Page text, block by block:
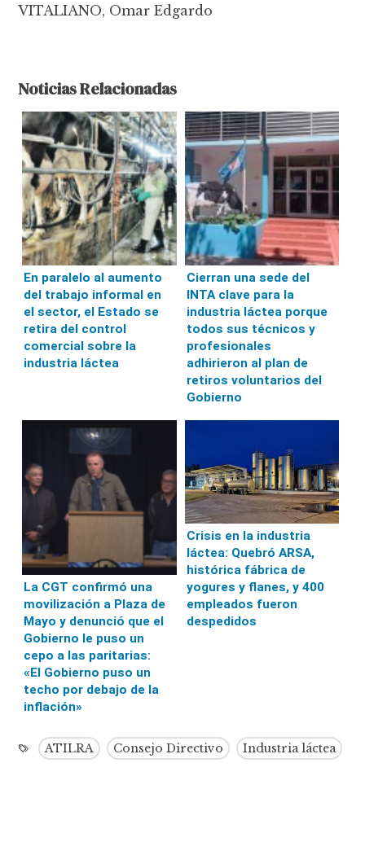
VITALIANO, Omar Edgardo
Noticias Relacionadas
En paralelo al aumento
del trabajo informal en
el sector, el Estado se
retira del control
comercial sobre la
industria láctea
Cierran una sede del
INTA clave para la
industria láctea porque
todos sus técnicos y
profesionales
adhirieron al plan de
retiros voluntarios del
Gobierno
La CGT confirmó una
movilización a Plaza de
Mayo y denunció que el
Gobierno le puso un
cepo a las paritarias:
«El Gobierno puso un
techo por debajo de la
inflación»
Crisis en la industria
láctea: Quebró ARSA,
histórica fábrica de
yogures y flanes, y 400
empleados fueron
despedidos
ATILRA Consejo Directivo Industria láctea